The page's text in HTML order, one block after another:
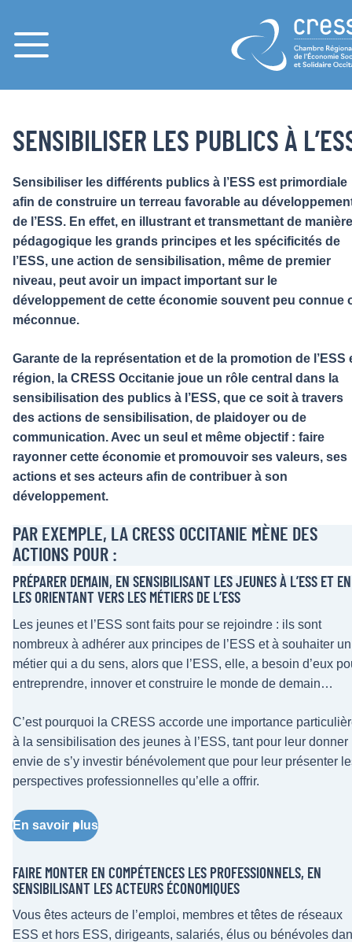
Menu
SENSIBILISER LES PUBLICS À
Sensibiliser les différents publics à l’ESS est primordiale
afin de construire un terreau favorable au
de l’ESS. En effet, en illustrant et transmettant de manière
pédagogique les grands principes et les spécificités de
l’ESS, une action de sensibilisation, même de premier
niveau, peut avoir un impact important sur le
développement de cette économie souvent peu connue
méconnue.
Garante de la représentation et de la promotion de l’ESS
région, la CRESS Occitanie joue un rôle central dans la
sensibilisation des publics à l’ESS, que ce soit à travers
des actions de sensibilisation, de plaidoyer ou de
communication. Avec un seul et même objectif : faire
rayonner cette économie et promouvoir ses valeurs, ses
actions et ses acteurs afin de contribuer à son
développement.
PAR EXEMPLE, LA CRESS OCCITANIE MÈNE DES
ACTIONS POUR :
PRÉPARER DEMAIN, EN SENSIBILISANT LES JEUNES À L’ESS ET EN
LES ORIENTANT VERS LES MÉTIERS DE L’ESS
Les jeunes et l’ESS sont faits pour se rejoindre : ils sont
nombreux à adhérer aux principes de l’ESS et à souhaiter un
métier qui a du sens, alors que l’ESS, elle, a besoin d’eux
entreprendre, innover et construire le monde de demain…
C’est pourquoi la CRESS accorde une importance
à la sensibilisation des jeunes à l’ESS, tant pour leur donner
envie de s’y investir bénévolement que pour leur présenter
perspectives professionnelles qu’elle a offrir.
En savoir plus
FAIRE MONTER EN COMPÉTENCES LES PROFESSIONNELS, EN
SENSIBILISANT LES ACTEURS ÉCONOMIQUES
Vous êtes acteurs de l’emploi, membres et têtes de réseaux
ESS et hors ESS, dirigeants, salariés, élus ou bénévoles